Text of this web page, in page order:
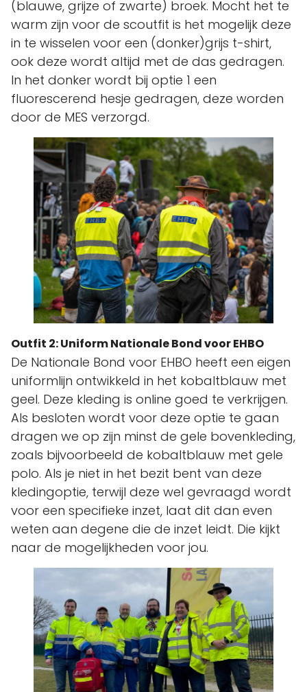
(blauwe, grijze of zwarte) broek. Mocht het te
warm zijn voor de scoutfit is het mogelijk deze
in te wisselen voor een (donker)grijs t-shirt,
ook deze wordt altijd met de das gedragen.
In het donker wordt bij optie 1 een
fluorescerend hesje gedragen, deze worden
door de MES verzorgd.
Outfit 2: Uniform Nationale Bond voor EHBO
De Nationale Bond voor EHBO heeft een eigen
uniformlijn ontwikkeld in het kobaltblauw met
geel. Deze kleding is online goed te verkrijgen.
Als besloten wordt voor deze optie te gaan
dragen we op zijn minst de gele bovenkleding,
zoals bijvoorbeeld de kobaltblauw met gele
polo. Als je niet in het bezit bent van deze
kledingoptie, terwijl deze wel gevraagd wordt
voor een specifieke inzet, laat dit dan even
weten aan degene die de inzet leidt. Die kijkt
naar de mogelijkheden voor jou.